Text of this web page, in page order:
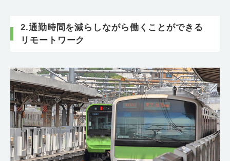
2.通勤時間を減らしながら働くことができる
リモートワーク